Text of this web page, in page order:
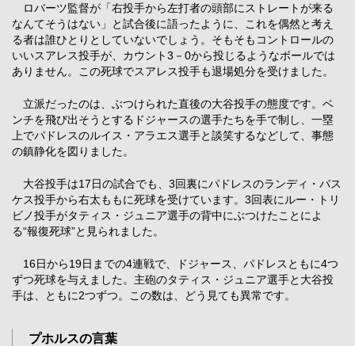
ロバーツ監督が「右投手から左打者の頭部にストレートが来る
なんてそうはない」と試合後に語ったように、これを偶然と考え
る者は誰ひとりとしていないでしょう。そもそもコントロールの
いいスアレス投手が、カウント3－0から投じるようなボールでは
ありません。この死球でスアレス投手も退場処分を受けました。
立派だったのは、ぶつけられた直後の大谷投手の態度です。ベ
ンチを飛び出そうとするドジャースの選手たちを手で制し、一塁
上でパドレスのルイス・アラエス選手と談笑するなどして、事態
の鎮静化を図りました。
大谷投手は17日の試合でも、3回裏にパドレスのランディ・バス
ケス投手から右太ももに死球を受けています。3回表にルー・トリ
ビノ投手がタティス・ジュニア選手の背中にぶつけたことによ
る“報復死球”と見られました。
16日から19日までの4連戦で、ドジャース、パドレスともに4つ
ずつ死球を与えました。主砲のタティス・ジュニア選手と大谷投
手は、ともに2つずつ。この数は、どう見ても異常です。
プホルスの言葉